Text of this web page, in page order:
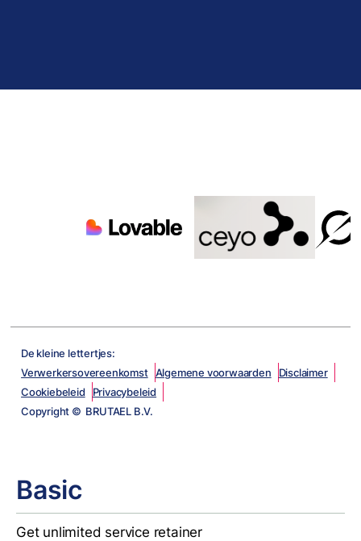
De kleine lettertjes:
Verwerkersovereenkomst Algemene voorwaarden
Disclaimer
Cookiebeleid
Privacybeleid
Copyright © BRUTAEL B.V.
Basic
Get unlimited service retainer